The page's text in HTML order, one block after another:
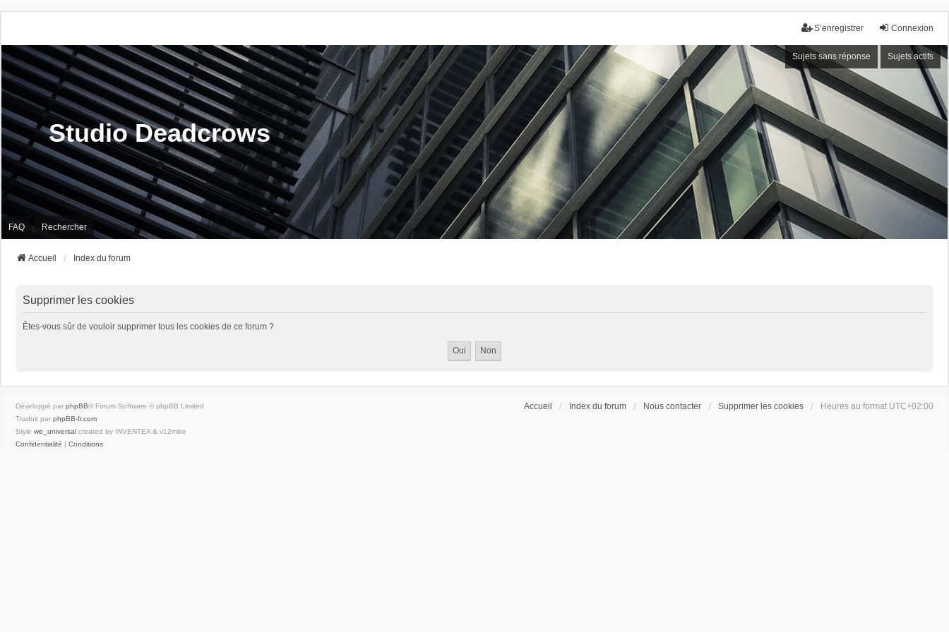
Connexion
S’enregistrer
Sujets sans réponse Sujets actifs
Studio Deadcrows
FAQ Rechercher
Accueil Index du forum
Supprimer les cookies
Êtes-vous sûr de vouloir supprimer tous les cookies de ce forum ?
Accueil Index du forum Nous contacter Supprimer les cookies Heures au format UTC+02:00
Développé par phpBB® Forum Software © phpBB Limited
Traduit par phpBB-fr.com
Style we_universal created by INVENTEA & v12mike
Confidentialité | Conditions